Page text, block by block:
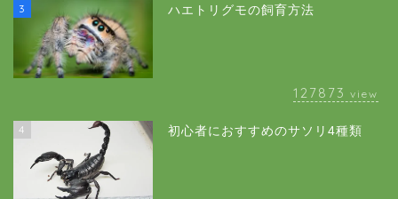
3 ハエトリグモの飼育方法
127873 view
4 初心者におすすめのサソリ4種類